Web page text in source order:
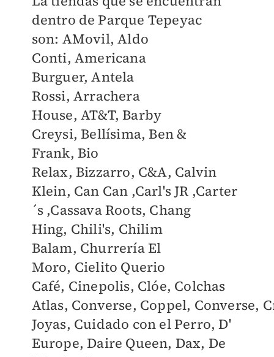
dentro de Parque Tepeyac
son: AMovil,Aldo
Conti, Americana
Burguer,Antela
Rossi, Arrachera
House, AT&T,Barby
Creysi,Bellísima,Ben &
Frank, Bio
Relax, Bizzarro, C&A, Calvin
Klein, Can Can ,Carl's JR ,Carter
´s ,Cassava Roots, Chang
Hing, Chili's, Chilim
Balam, Churrería El
Moro, Cielito Querio
Café, Cinepolis, Clóe, Colchas
Atlas, Converse, Coppel, Converse,
Joyas, Cuidado con el Perro,D'
Europe,Daire Queen, Dax, De